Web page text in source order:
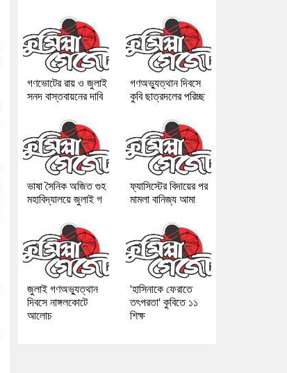
গণভোটের রায় ও জুলাই
সনদ বাস্তবায়নের দাবি
গণঅভ্যুত্থান দিবসে
কুবি ছাত্রদলের পরিচ্ছ
ভাষা সৈনিক অজিত গুহ
মহাবিদ্যালয়ে জুলাই গ
ফ্যাসিস্টের বিদায়ের পর
মামলা বানিজ্য আমা
জুলাই গণঅভ্যুত্থান
দিবসে নাঙ্গলকোটে
আলোচ
'হাসিনাকে ফেরাতে
তৎপরতা' কুবিতে ১১
শিক্ষ